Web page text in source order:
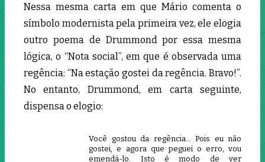
Nessa mesma carta em que Mário comenta o
símbolo modernista pela primeira vez, ele elogia
outro poema de Drummond por essa mesma
lógica, o “Nota social”, em que é observada uma
regência: “Na estação gostei da regência. Bravo!”.
No entanto, Drummond, em carta seguinte,
dispensa o elogio:
Você gostou da regência… Pois eu não
gostei, e agora que peguei o erro, vou
emendá-lo. Isto é modo de ver